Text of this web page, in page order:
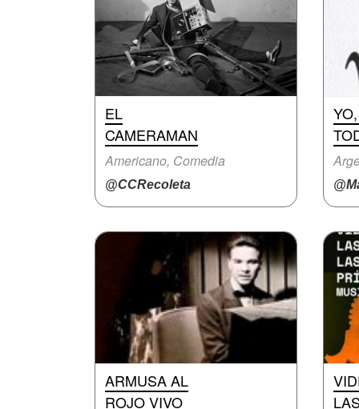
EL
CAMERAMAN
Americano, Comedia
@CCRecoleta
ARMUSA AL
ROJO VIVO